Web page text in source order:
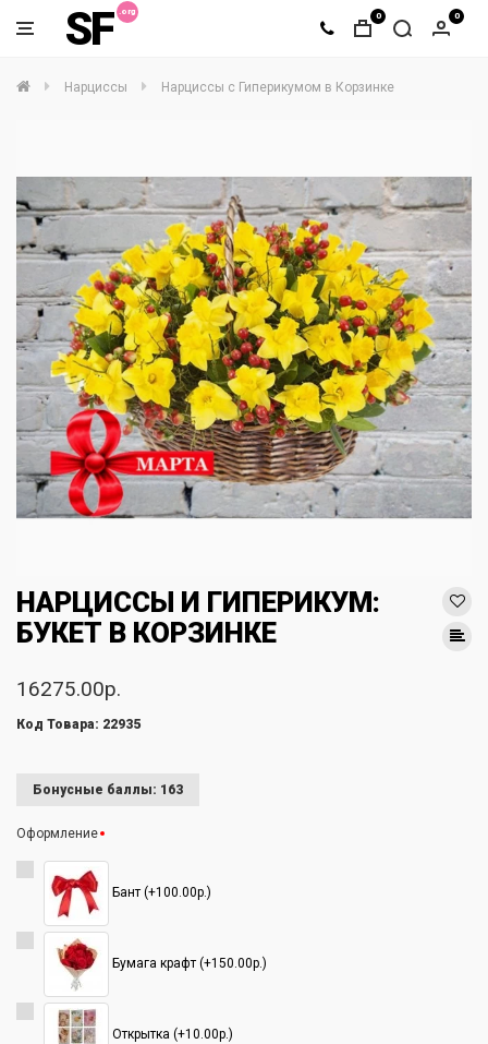
SF 0 0
Нарциссы Нарциссы с Гиперикумом в Корзинке
НАРЦИССЫ И ГИПЕРИКУМ:
БУКЕТ В КОРЗИНКЕ
16275.00р.
Код Товара: 22935
Бонусные баллы: 163
Оформление
Бант (+100.00р.)
Бумага крафт (+150.00р.)
Открытка (+10.00р.)